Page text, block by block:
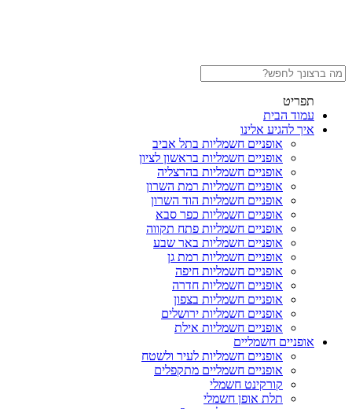
תפריט
עמוד הבית
איך להגיע אלינו
אופניים חשמליות בתל אביב
אופניים חשמליות בראשון לציון
אופניים חשמליות בהרצליה
אופניים חשמליות רמת השרון
אופניים חשמליות הוד השרון
אופניים חשמליות כפר סבא
אופניים חשמליות פתח תקווה
אופניים חשמליות באר שבע
אופניים חשמליות רמת גן
אופניים חשמליות חיפה
אופניים חשמליות חדרה
אופניים חשמליות בצפון
אופניים חשמליות ירושלים
אופניים חשמליות אילת
אופניים חשמליים
אופניים חשמליות לעיר ולשטח
אופניים חשמליים מתקפלים
קורקינט חשמלי
תלת אופן חשמלי